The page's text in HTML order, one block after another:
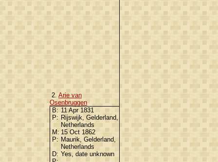
2.Arie van
Osenbruggen
B: 11 Apr 1831
P: Rijswijk, Gelderland,
Netherlands
M: 15 Oct 1862
P: Maurik, Gelderland,
Netherlands
D: Yes, date unknown